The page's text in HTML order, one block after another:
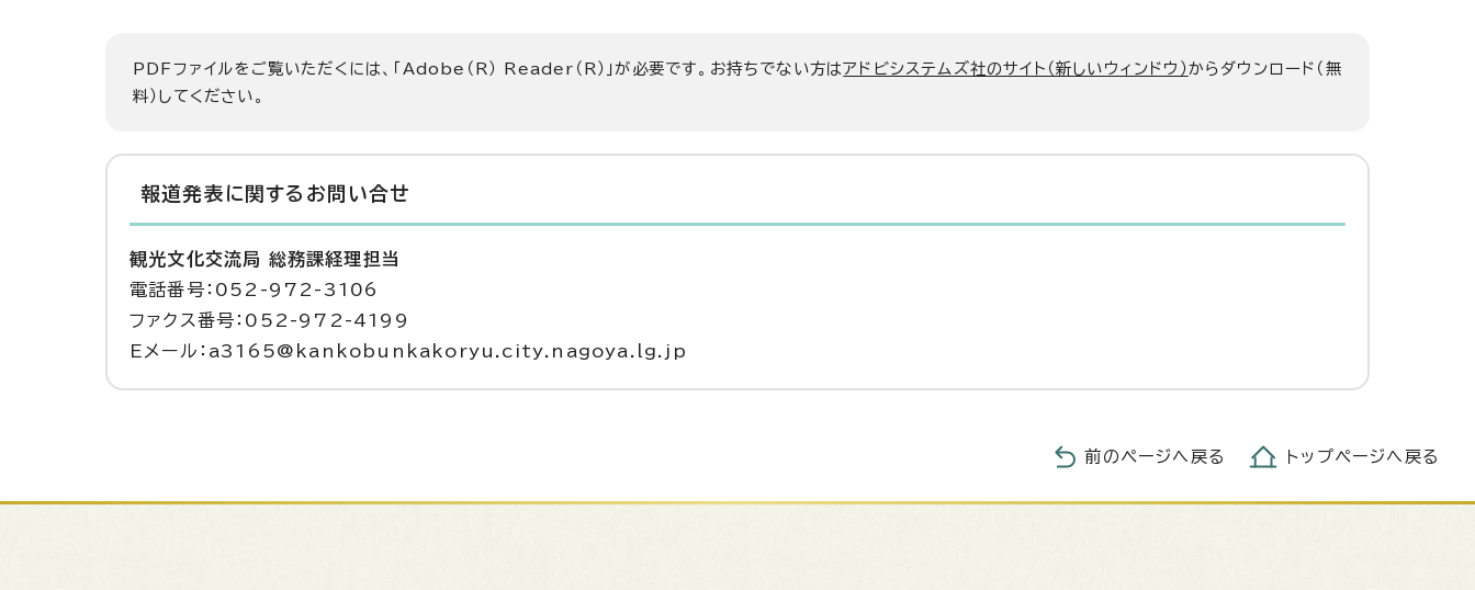
PDFファイルをご覧いただくには、「Adobe（R） Reader（R）」が必要です。お持ちでない方はアドビシステムズ社のサイト（新しいウィンドウ）からダウンロード（無
料）してください。
報道発表に関するお問い合せ
観光文化交流局 総務課経理担当
電話番号：052-972-3106
ファクス番号：052-972-4199
Eメール：a3165@kankobunkakoryu.city.nagoya.lg.jp
前のページへ戻る トップページへ戻る